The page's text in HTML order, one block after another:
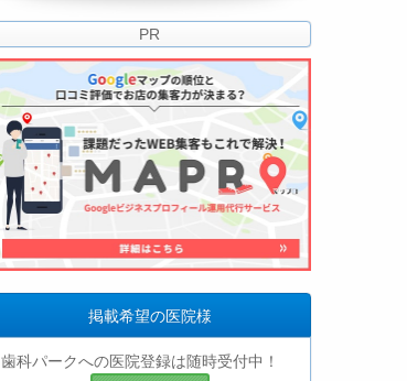
PR
掲載希望の医院様
歯科パークへの医院登録は随時受付中！